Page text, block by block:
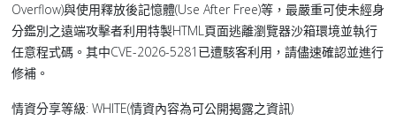
Overflow)與使用釋放後記憶體(Use After Free)等，最嚴重可使未經身
分鑑別之遠端攻擊者利用特製HTML頁面逃離瀏覽器沙箱環境並執行
任意程式碼。其中CVE-2026-5281已遭駭客利用，請儘速確認並進行
修補。
情資分享等級: WHITE(情資內容為可公開揭露之資訊)